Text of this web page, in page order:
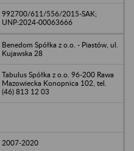
992700/611/556/2015-SAK;
UNP:2024-00063666
Benedom Spółka z o.o. - Piastów, ul.
Kujawska 28
Tabulus Spółka z o.o. 96-200 Rawa
Mazowiecka Konopnica 102, tel.
(46) 813 12 03
2007-2020